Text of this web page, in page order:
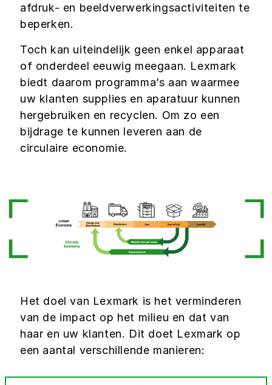
afdruk- en beeldverwerkingsactiviteiten te
beperken.
Toch kan uiteindelijk geen enkel apparaat
of onderdeel eeuwig meegaan. Lexmark
biedt daarom programma’s aan waarmee
uw klanten supplies en aparatuur kunnen
hergebruiken en recyclen. Om zo een
bijdrage te kunnen leveren aan de
circulaire economie.
Het doel van Lexmark is het verminderen
van de impact op het milieu en dat van
haar en uw klanten. Dit doet Lexmark op
een aantal verschillende manieren: